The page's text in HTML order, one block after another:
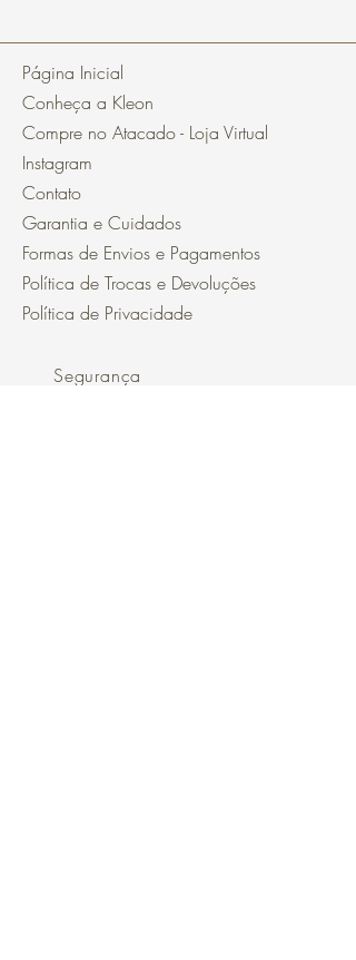
Página Inicial
Conheça a Kleon
Compre no Atacado - Loja Virtual
Instagram
Contato
Garantia e Cuidados
Formas de Envios e Pagamentos
Política de Trocas e Devoluções
Política de Privacidade
Segurança